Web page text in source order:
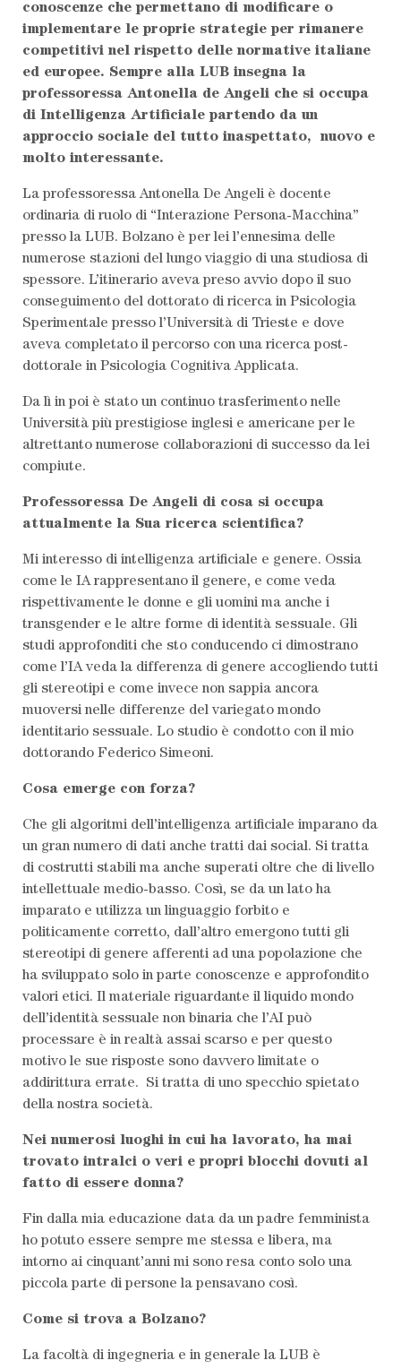
conoscenze che permettano di modificare o
implementare le proprie strategie per rimanere
competitivi nel rispetto delle normative italiane
ed europee. Sempre alla LUB insegna la
professoressa Antonella de Angeli che si occupa
di Intelligenza Artificiale partendo da un
approccio sociale del tutto inaspettato, nuovo e
molto interessante.
La professoressa Antonella De Angeli è docente
ordinaria di ruolo di “Interazione Persona-Macchina”
presso la LUB. Bolzano è per lei l’ennesima delle
numerose stazioni del lungo viaggio di una studiosa di
spessore. L’itinerario aveva preso avvio dopo il suo
conseguimento del dottorato di ricerca in Psicologia
Sperimentale presso l’Università di Trieste e dove
aveva completato il percorso con una ricerca post-
dottorale in Psicologia Cognitiva Applicata.
Da lì in poi è stato un continuo trasferimento nelle
Università più prestigiose inglesi e americane per le
altrettanto numerose collaborazioni di successo da lei
compiute.
Professoressa De Angeli di cosa si occupa
attualmente la Sua ricerca scientifica?
Mi interesso di intelligenza artificiale e genere. Ossia
come le IA rappresentano il genere, e come veda
rispettivamente le donne e gli uomini ma anche i
transgender e le altre forme di identità sessuale. Gli
studi approfonditi che sto conducendo ci dimostrano
come l’IA veda la differenza di genere accogliendo tutti
gli stereotipi e come invece non sappia ancora
muoversi nelle differenze del variegato mondo
identitario sessuale. Lo studio è condotto con il mio
dottorando Federico Simeoni.
Cosa emerge con forza?
Che gli algoritmi dell’intelligenza artificiale imparano da
un gran numero di dati anche tratti dai social. Si tratta
di costrutti stabili ma anche superati oltre che di livello
intellettuale medio-basso. Così, se da un lato ha
imparato e utilizza un linguaggio forbito e
politicamente corretto, dall’altro emergono tutti gli
stereotipi di genere afferenti ad una popolazione che
ha sviluppato solo in parte conoscenze e approfondito
valori etici. Il materiale riguardante il liquido mondo
dell’identità sessuale non binaria che l’AI può
processare è in realtà assai scarso e per questo
motivo le sue risposte sono davvero limitate o
addirittura errate. Si tratta di uno specchio spietato
della nostra società.
Nei numerosi luoghi in cui ha lavorato, ha mai
trovato intralci o veri e propri blocchi dovuti al
fatto di essere donna?
Fin dalla mia educazione data da un padre femminista
ho potuto essere sempre me stessa e libera, ma
intorno ai cinquant’anni mi sono resa conto solo una
piccola parte di persone la pensavano così.
Come si trova a Bolzano?
La facoltà di ingegneria e in generale la LUB è